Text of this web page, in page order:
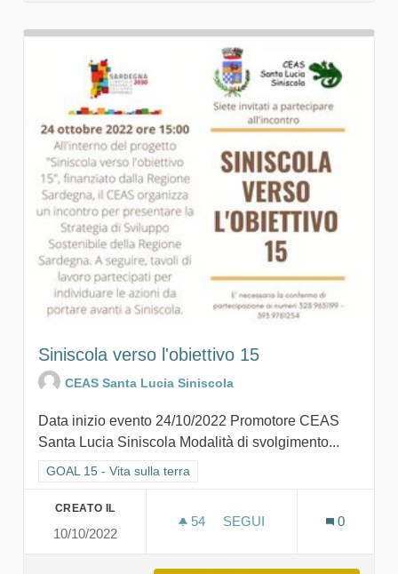
Siniscola verso l'obiettivo 15
CEAS Santa Lucia Siniscola
Data inizio evento 24/10/2022 Promotore CEAS
Santa Lucia Siniscola Modalità di svolgimento...
Filtra i risultati per categoria: GOAL 15 - Vita sulla terra
GOAL 15 - Vita sulla terra
CREATO IL
10/10/2022
54 54 SOSTENITORI
SEGUI
0